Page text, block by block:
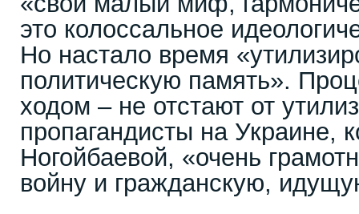
это колоссальное
Но настало время
политическую память».
ходом – не отстают от
пропагандисты на Украине,
Ногойбаевой, «очень
войну и гражданскую,